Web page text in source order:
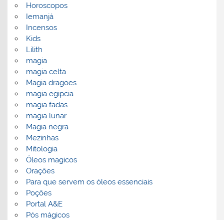
Horoscopos
Iemanjá
Incensos
Kids
Lilith
magia
magia celta
Magia dragoes
magia egipcia
magia fadas
magia lunar
Magia negra
Mezinhas
Mitologia
Óleos magicos
Orações
Para que servem os óleos essenciais
Poções
Portal A&E
Pós mágicos